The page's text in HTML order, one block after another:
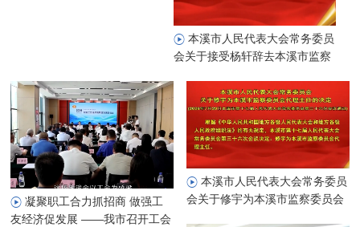
本溪市人民代表大会常务委员
会关于接受杨轩辞去本溪市监察
本溪市人民代表大会常务委员
会关于修宇为本溪市监察委员会
凝聚职工合力抓招商 做强工
友经济促发展 ——我市召开工会